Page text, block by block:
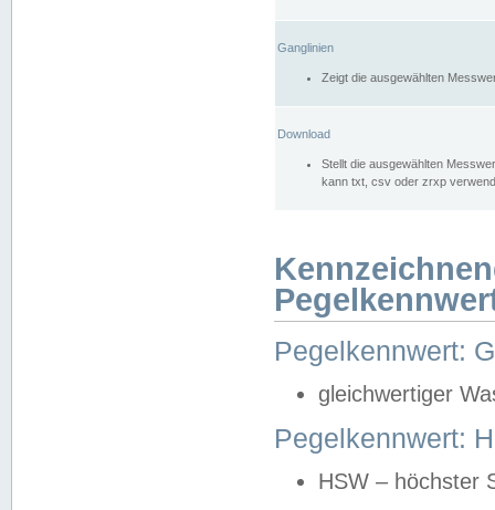
Ganglinien
Zeigt die ausgewählten
Download
Stellt die ausgewählten
kann txt, csv oder zrxp
Pegelkennwert:
gleichwertiger
Pegelkennwert:
HSW – höchster